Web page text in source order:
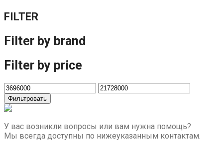
FILTER
Filter by brand
Filter by price
Фильтровать
У вас возникли вопросы или вам нужна помощь?
Мы всегда доступны по нижеуказанным контактам.